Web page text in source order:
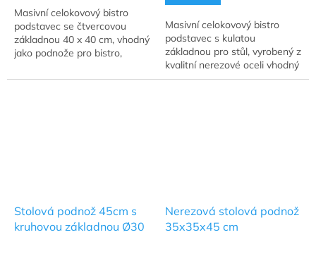
5
hvězdiček.
Masivní celokovový bistro
podstavec se čtvercovou
základnou 40 x 40 cm, vhodný
jako podnože pro bistro,
stoly.
Masivní celokovový bistro
podstavec s kulatou
základnou pro stůl, vyrobený z
kvalitní nerezové oceli vhodný
jako podnože pro bistro,
Stolová podnož 45cm s
kruhovou základnou Ø30
Nerezová stolová podnož
35x35x45 cm